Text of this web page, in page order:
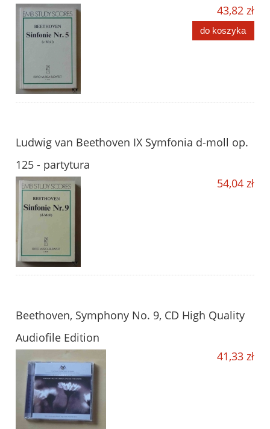
43,82 zł
do koszyka
Ludwig van Beethoven IX Symfonia d-moll op.
125 - partytura
54,04 zł
Beethoven, Symphony No. 9, CD High Quality
Audiofile Edition
41,33 zł